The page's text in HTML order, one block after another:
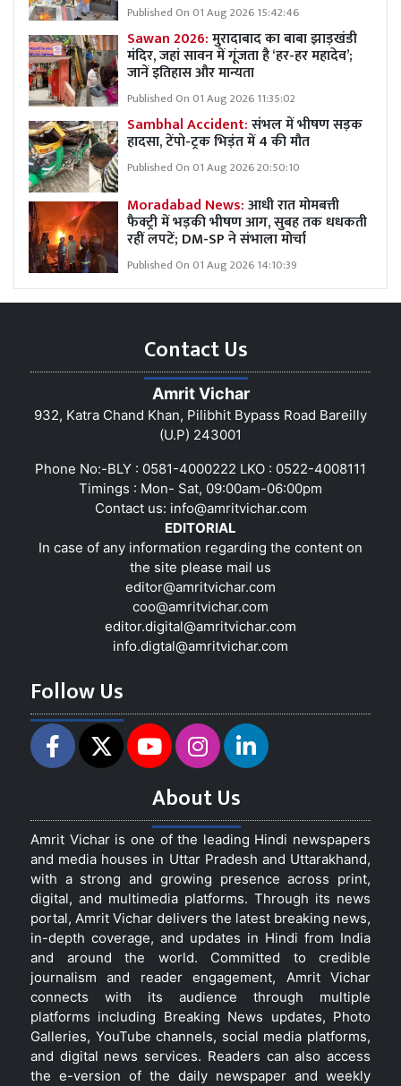
Published On 01 Aug 2026 15:42:46
Sawan 2026:मुरादाबाद का बाबा झाड़खंडी
मंदिर, जहां सावन में गूंजता है ‘हर-हर महादेव’;
जानें इतिहास और मान्यता
Published On 01 Aug 2026 11:35:02
Sambhal Accident:संभल में भीषण सड़क
हादसा, टेंपो-ट्रक भिड़ंत में 4 की मौत
Published On 01 Aug 2026 20:50:10
Moradabad News:आधी रात मोमबत्ती
फैक्ट्री में भड़की भीषण आग, सुबह तक धधकती
रहीं लपटें; DM-SP ने संभाला मोर्चा
Published On 01 Aug 2026 14:10:39
Contact Us
Amrit Vichar
932, Katra Chand Khan, Pilibhit Bypass Road Bareilly
(U.P) 243001
Phone No:-BLY : 0581-4000222 LKO : 0522-4008111
Timings : Mon- Sat, 09:00am-06:00pm
Contact us: info@amritvichar.com
EDITORIAL
In case of any information regarding the content on
the site please mail us
editor@amritvichar.com
coo@amritvichar.com
editor.digital@amritvichar.com
info.digtal@amritvichar.com
Follow Us
About Us
Amrit Vichar is one of the leading Hindi newspapers
and media houses in Uttar Pradesh and Uttarakhand,
with a strong and growing presence across print,
digital, and multimedia platforms. Through its news
portal, Amrit Vichar delivers the latest breaking news,
in-depth coverage, and updates in Hindi from India
and around the world. Committed to credible
journalism and reader engagement, Amrit Vichar
connects with its audience through multiple
platforms including Breaking News updates, Photo
Galleries, YouTube channels, social media platforms,
and digital news services. Readers can also access
the e-version of the daily newspaper and weekly